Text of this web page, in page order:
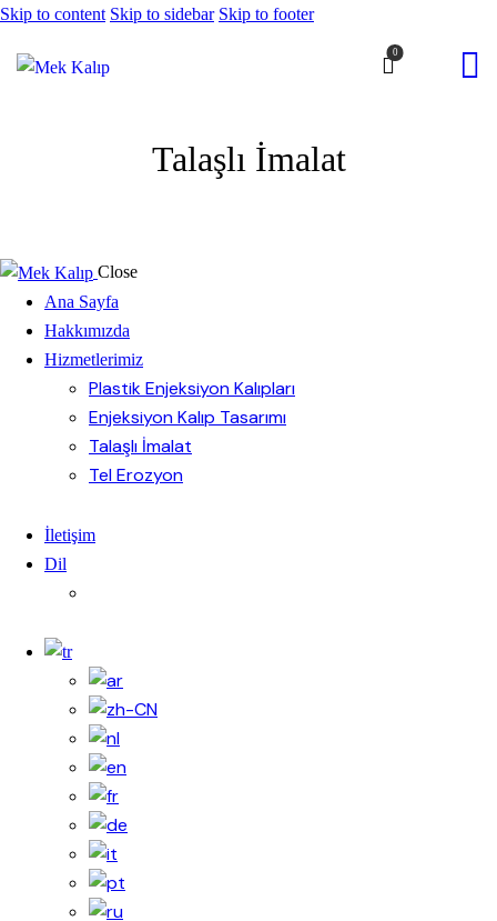
Skip to content Skip to sidebar Skip to footer
0
Talaşlı İmalat
Close
Ana Sayfa
Hakkımızda
Hizmetlerimiz
Plastik Enjeksiyon Kalıpları
Enjeksiyon Kalıp Tasarımı
Talaşlı İmalat
Tel Erozyon
İletişim
Dil